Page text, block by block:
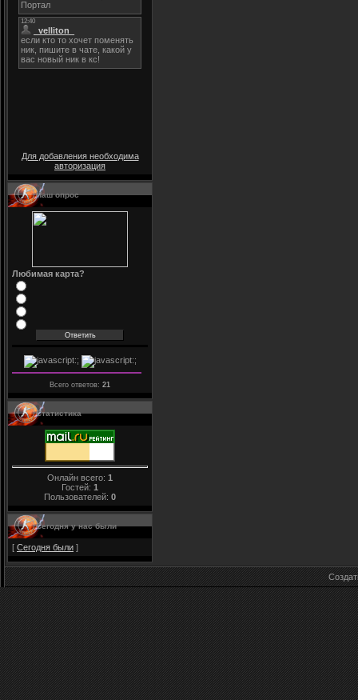
Для добавления необходима
авторизация
Наш опрос
Любимая карта?
Всего ответов: 21
Статистика
Онлайн всего: 1
Гостей: 1
Пользователей: 0
Сегодня у нас были
[ Сегодня были ]